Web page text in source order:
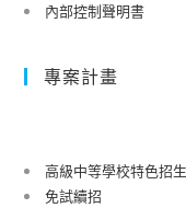
內部控制聲明書
專案計畫
高級中等學校特色招
免試續招